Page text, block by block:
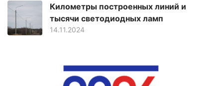
Километры построенных линий и
тысячи светодиодных ламп
14.11.2024